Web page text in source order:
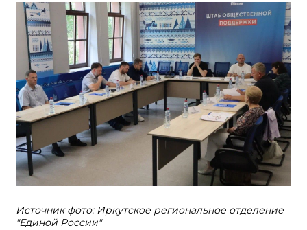
Источник фото: Иркутское региональное отделение
"Единой России"